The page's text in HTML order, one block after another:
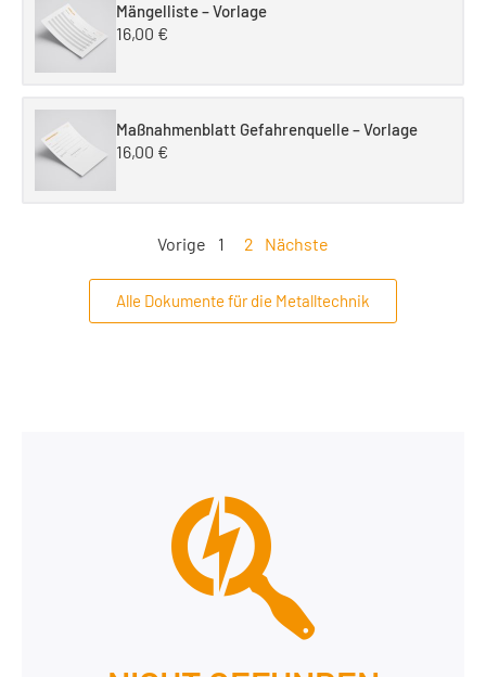
Mängelliste – Vorlage
16,00 €
Maßnahmenblatt Gefahrenquelle – Vorlage
16,00 €
Vorige 1 2 Nächste
Alle Dokumente für die Metalltechnik